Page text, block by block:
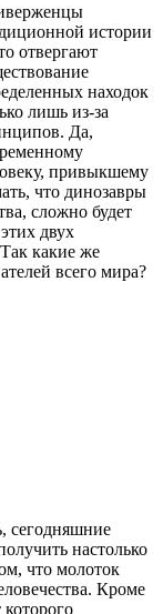
истории
отвергают
находок
лишь из-за
Да,
привыкшему
что динозавры
сложно будет
двух
какие же
всего мира?
сегодняшние
настолько
что молоток
Кроме